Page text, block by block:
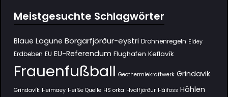
Meistgesuchte Schlagwörter
Blaue Lagune Borgarfjörður-eystri Drohnenregeln Eldey
Erdbeben EU EU-Referendum Flughafen Keflavík
Frauenfußball Geothermiekraftwerk Grindavik
Grindavík Heimaey Heiße Quelle HS orka Hvalfjörður Háifoss Höhlen